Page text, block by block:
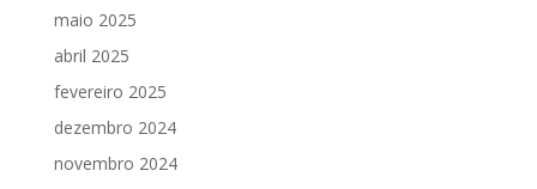
maio 2025
abril 2025
fevereiro 2025
dezembro 2024
novembro 2024